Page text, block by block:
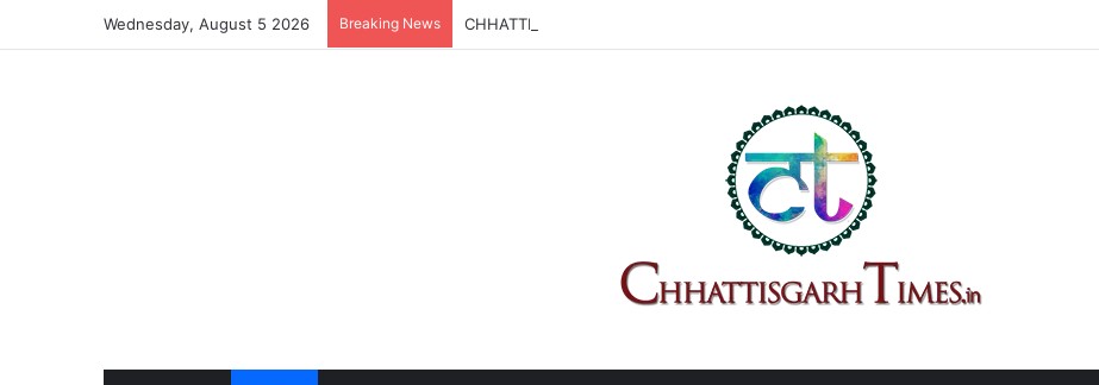
Wednesday, August 5 2026 Breaking News CHHATTISGARH | DPI का बड़ा फैसला, हर JD-DEO कार्यालय में बनेगा नोडल अधिकारी